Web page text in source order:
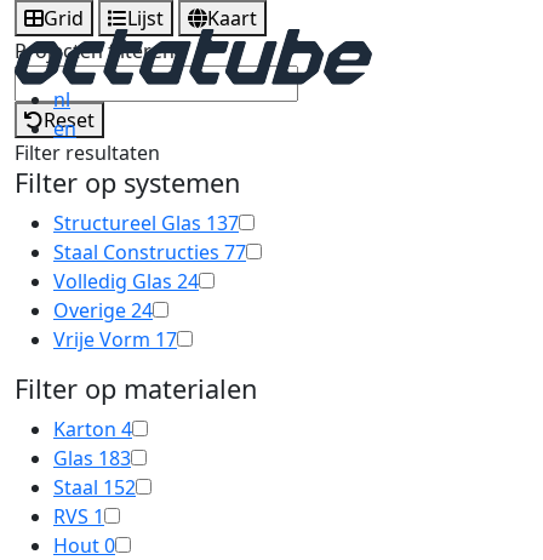
nl
en
Grid Lijst
Kaart
Projecten filteren
Reset
Filter resultaten
Filter op systemen
Structureel Glas 137
Staal Constructies 77
Volledig Glas 24
Overige24
Vrije Vorm 17
Filter op materialen
Karton 4
Glas 183
Staal 152
RVS 1
Hout0